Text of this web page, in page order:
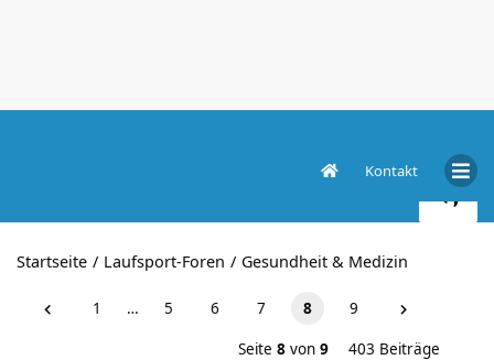
Kontakt
Startseite Laufsport-Foren Gesundheit & Medizin
1 … 5 6 7 8 9
Seite 8 von 9 403 Beiträge